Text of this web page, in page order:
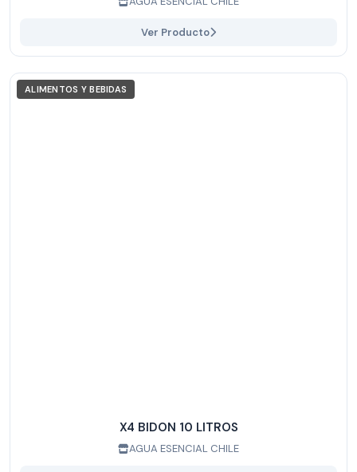
Ver Producto
ALIMENTOS Y BEBIDAS
X4 BIDON 10 LITROS
AGUA ESENCIAL CHILE